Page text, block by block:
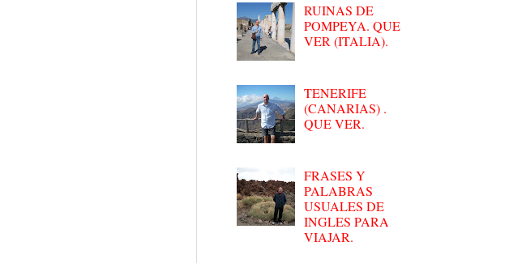
RUINAS DE
POMPEYA. QUE
VER (ITALIA).
TENERIFE
(CANARIAS) .
QUE VER.
FRASES Y
PALABRAS
USUALES DE
INGLES PARA
VIAJAR.